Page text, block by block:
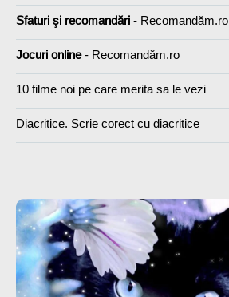
Sfaturi şi recomandări - Recomandăm.ro
Jocuri online- Recomandăm.ro
10 filme noi pe care merita sa le vezi
Diacritice. Scrie corect cu diacritice